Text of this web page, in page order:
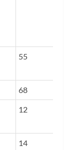
55
68
12
14